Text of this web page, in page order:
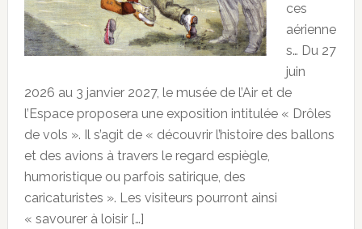
ces
aérienne
s… Du 27
juin
2026 au 3 janvier 2027, le musée de l’Air et de
l’Espace proposera une exposition intitulée « Drôles
de vols ». Il s’agit de « découvrir l’histoire des ballons
et des avions à travers le regard espiègle,
humoristique ou parfois satirique, des
caricaturistes ». Les visiteurs pourront ainsi
« savourer à loisir […]